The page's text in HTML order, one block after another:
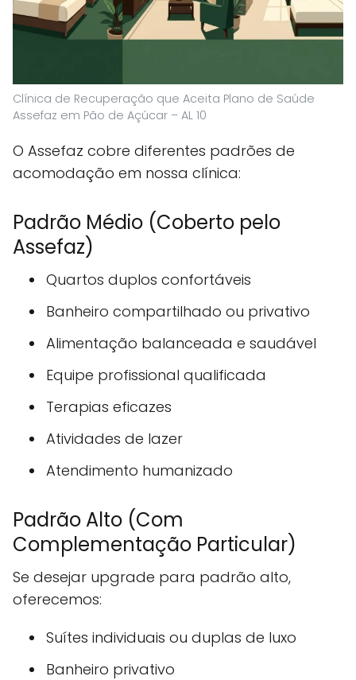
Clínica de Recuperação que Aceita Plano de Saúde
Assefaz em Pão de Açúcar – AL 10
O Assefaz cobre diferentes padrões de
acomodação em nossa clínica:
Padrão Médio (Coberto pelo
Assefaz)
Quartos duplos confortáveis
Banheiro compartilhado ou privativo
Alimentação balanceada e saudável
Equipe profissional qualificada
Terapias eficazes
Atividades de lazer
Atendimento humanizado
Padrão Alto (Com
Complementação Particular)
Se desejar upgrade para padrão alto,
oferecemos:
Suítes individuais ou duplas de luxo
Banheiro privativo